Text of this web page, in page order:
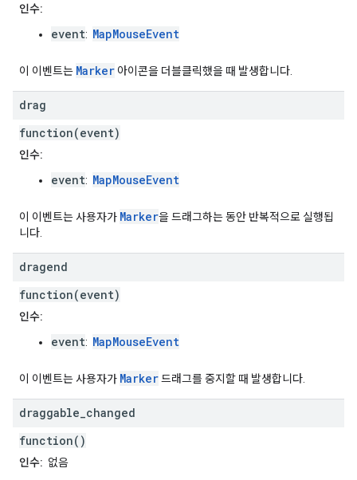
인수:
event: MapMouseEvent
이 이벤트는 Marker 아이콘을 더블클릭했을 때 발생합니다.
drag
function(event)
인수:
event: MapMouseEvent
이 이벤트는 사용자가 Marker을 드래그하는 동안 반복적으로 실행됩
니다.
dragend
function(event)
인수:
event: MapMouseEvent
이 이벤트는 사용자가 Marker드래그를 중지할 때 발생합니다.
draggable changed
function()
인수: 없음